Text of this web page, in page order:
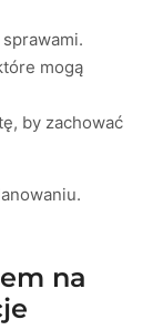
mogą
by zachować
na